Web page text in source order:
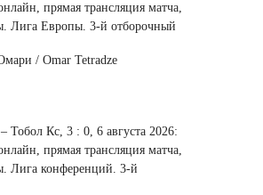
прямая трансляция матча,
Лига Европы. 3-й отборочный
/ Omar Tetradze
Тобол Кс, 3 : 0, 6 августа 2026:
прямая трансляция матча,
Лига конференций. 3-й